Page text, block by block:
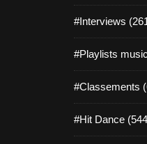
#Interviews
#Playlists
#Classements
#Hit Dance